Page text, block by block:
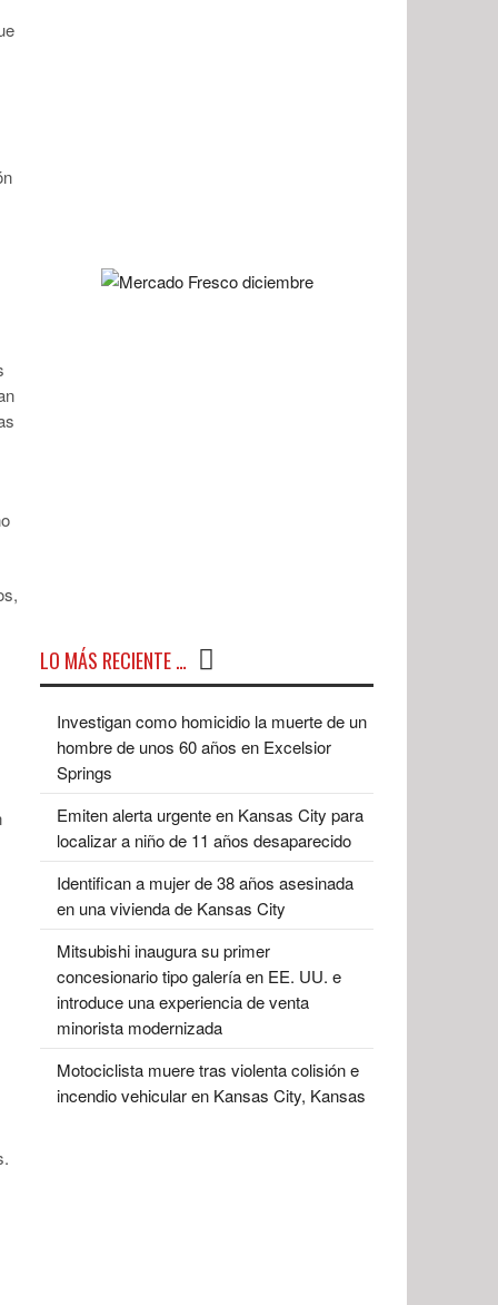
LO MÁS RECIENTE …
Investigan como homicidio la muerte de un
hombre de unos 60 años en Excelsior
Springs
Emiten alerta urgente en Kansas City para
localizar a niño de 11 años desaparecido
Identifican a mujer de 38 años asesinada
en una vivienda de Kansas City
Mitsubishi inaugura su primer
concesionario tipo galería en EE. UU. e
introduce una experiencia de venta
minorista modernizada
Motociclista muere tras violenta colisión e
incendio vehicular en Kansas City, Kansas